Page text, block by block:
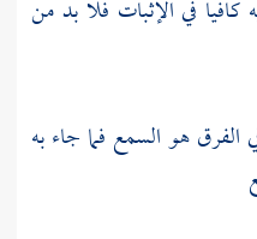
في الإثبات فلا بد من
الفرق هو السمع فما جاء به